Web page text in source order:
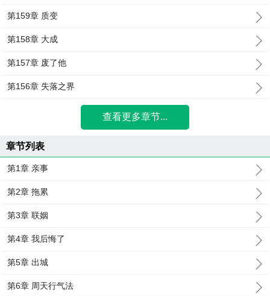
第159章 质变
第158章 大成
第157章 废了他
第156章 失落之界
查看更多章节...
章节列表
第1章 亲事
第2章 拖累
第3章 联姻
第4章 我后悔了
第5章 出城
第6章 周天行气法